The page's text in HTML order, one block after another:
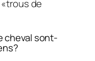
de
cheval sont-